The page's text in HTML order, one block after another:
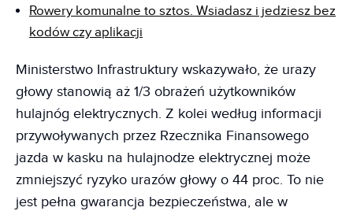
Rowery komunalne to sztos. Wsiadasz i jedziesz bez
kodów czy aplikacji
Ministerstwo Infrastruktury wskazywało, że urazy
głowy stanowią aż 1/3 obrażeń użytkowników
hulajnóg elektrycznych. Z kolei według informacji
przywoływanych przez Rzecznika Finansowego
jazda w kasku na hulajnodze elektrycznej może
zmniejszyć ryzyko urazów głowy o 44 proc. To nie
jest pełna gwarancja bezpieczeństwa, ale w